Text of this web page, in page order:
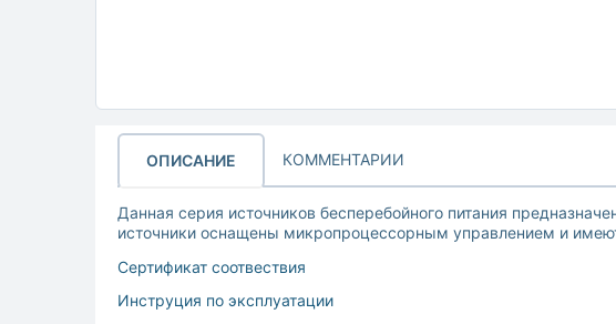
ОПИСАНИЕ КОММЕНТАРИИ
Данная серия источников бесперебойного питания
источники оснащены микропроцессорным управлением и
Сертификат соотвествия
Инструция по эксплуатации